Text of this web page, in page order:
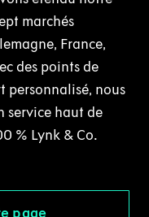
marchés
France,
des points de
personnalisé, nous
service haut de
% Lynk & Co.
page